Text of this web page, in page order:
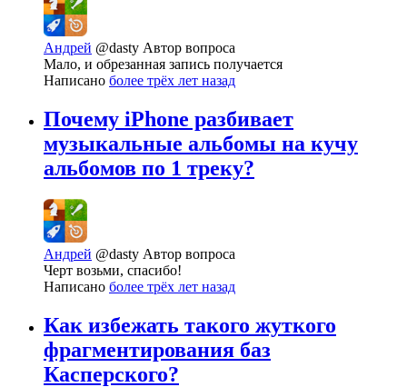
Андрей @dasty Автор вопроса
Мало, и обрезанная запись получается
Написано более трёх лет назад
Почему iPhone разбивает
музыкальные альбомы на кучу
альбомов по 1 треку?
Андрей @dasty Автор вопроса
Черт возьми, спасибо!
Написано более трёх лет назад
Как избежать такого жуткого
фрагментирования баз
Касперского?